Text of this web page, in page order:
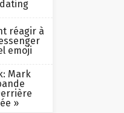
réagir à
emoji
Mark
»